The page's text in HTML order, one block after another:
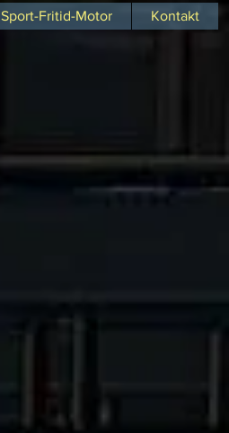
Sport-Fritid-Motor Kontakt